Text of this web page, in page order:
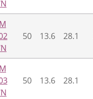
50 13.6 28.1
50 13.6 28.1